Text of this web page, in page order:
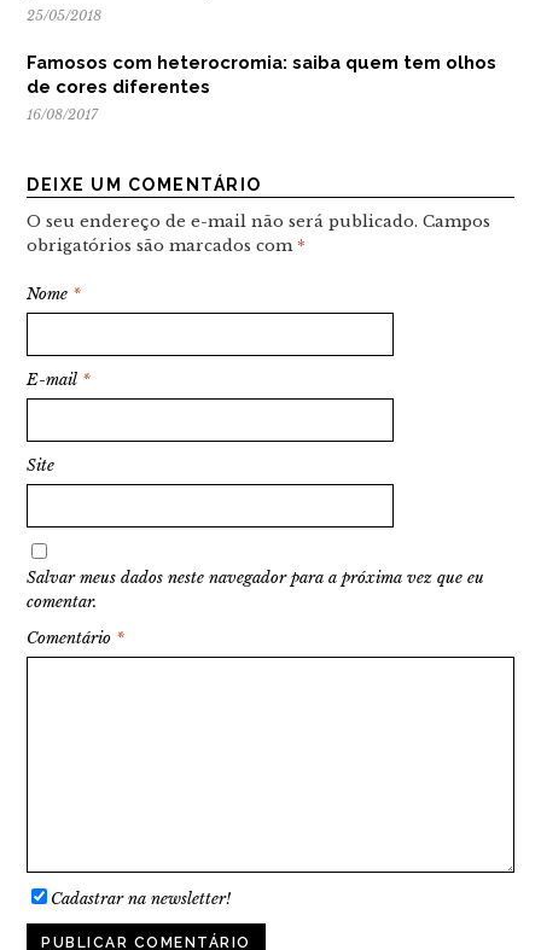
25/05/2018
Famosos com heterocromia: saiba quem tem olhos
de cores diferentes
16/08/2017
DEIXE UM COMENTÁRIO
O seu endereço de e-mail não será publicado. Campos
obrigatórios são marcados com *
Nome *
E-mail *
Site
Salvar meus dados neste navegador para a próxima vez que eu
comentar.
Comentário *
Cadastrar na newsletter!